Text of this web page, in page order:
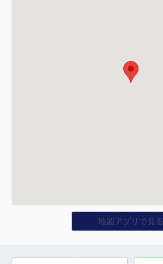
地図アプリで見る